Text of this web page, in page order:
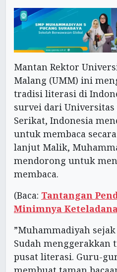
Mantan Rektor
Malang (UMM) ini
tradisi literasi di
survei dari
Serikat, Indonesia
untuk membaca
lanjut Malik,
mendorong untuk
membaca.
(Baca: Tantangan
Minimnya
”Muhammadiyah
Sudah menggerakkan
pusat literasi. Guru-